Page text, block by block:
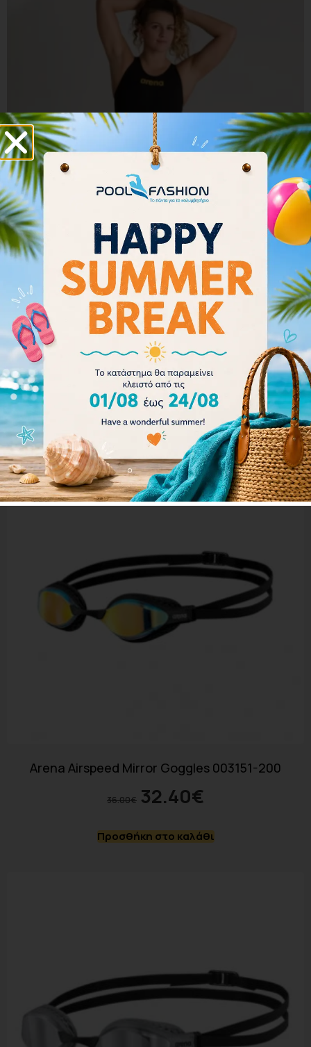
Arena Women’s Powerskin Carbon Air2 Closed
Back 001129-553
380.00
342.00€
Επιλογή
Arena Airspeed Mirror Goggles 003151-200
36.00€ 32.40€
Προσθήκη στο καλάθι